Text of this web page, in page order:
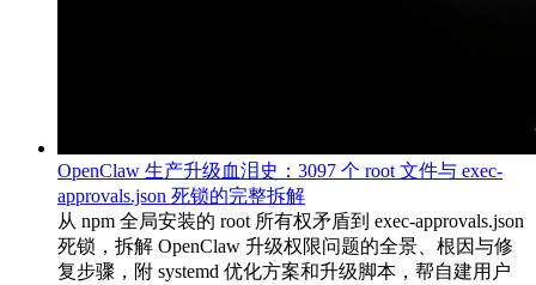
OpenClaw 生产升级血泪史：3097 个 root 文件与 exec-
approvals.json 死锁的完整拆解
从 npm 全局安装的 root 所有权矛盾到 exec-approvals.json
死锁，拆解 OpenClaw 升级权限问题的全景、根因与修
复步骤，附 systemd 优化方案和升级脚本，帮自建用户